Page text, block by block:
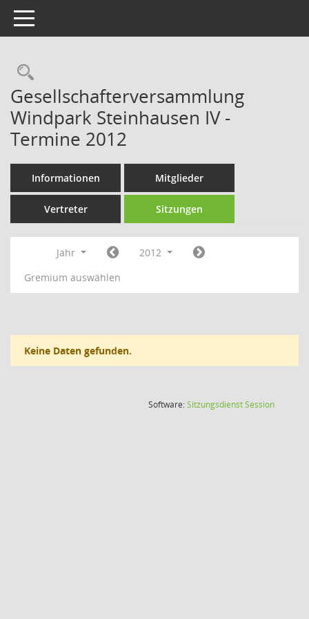
Toggle navigation
Rechercheauswahl
Gesellschafterversammlung
Windpark Steinhausen IV -
Termine 2012
Informationen Mitglieder
Vertreter Sitzungen
Jahr
2012
Gremium auswählen
Keine Daten gefunden.
Software:SitzungsdienstSession(Wird in